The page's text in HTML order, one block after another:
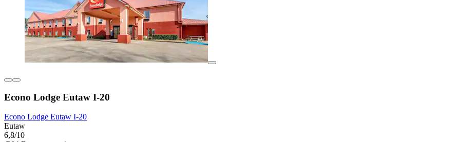
Econo Lodge Eutaw I-20
Econo Lodge Eutaw I-20
Eutaw
6,8/10